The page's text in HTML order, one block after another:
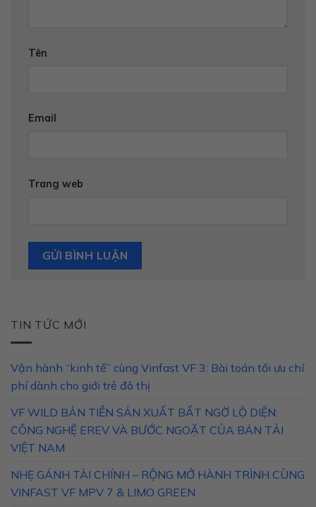
Tên
Email
Trang web
TIN TỨC MỚI
Vận hành “kinh tế” cùng Vinfast VF 3: Bài toán tối ưu chí
phí dành cho giới trẻ đô thị
VF WILD BẢN TIỀN SẢN XUẤT BẤT NGỜ LỘ DIỆN:
CÔNG NGHỆ EREV VÀ BƯỚC NGOẶT CỦA BÁN TẢI
VIỆT NAM
NHẸ GÁNH TÀI CHÍNH – RỘNG MỞ HÀNH TRÌNH CÙNG
VINFAST VF MPV 7 & LIMO GREEN